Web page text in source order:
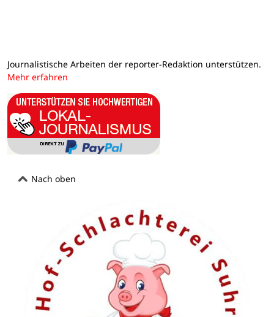
Journalistische Arbeiten der reporter-Redaktion unterstützen.
Mehr erfahren
Nach oben